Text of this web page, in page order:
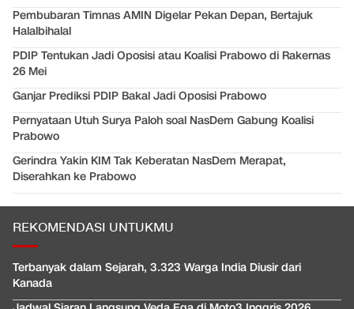
Pembubaran Timnas AMIN Digelar Pekan Depan, Bertajuk
Halalbihalal
PDIP Tentukan Jadi Oposisi atau Koalisi Prabowo di Rakernas
26 Mei
Ganjar Prediksi PDIP Bakal Jadi Oposisi Prabowo
Pernyataan Utuh Surya Paloh soal NasDem Gabung Koalisi
Prabowo
Gerindra Yakin KIM Tak Keberatan NasDem Merapat,
Diserahkan ke Prabowo
REKOMENDASI UNTUKMU
Terbanyak dalam Sejarah, 3.323 Warga India Diusir dari
Kanada